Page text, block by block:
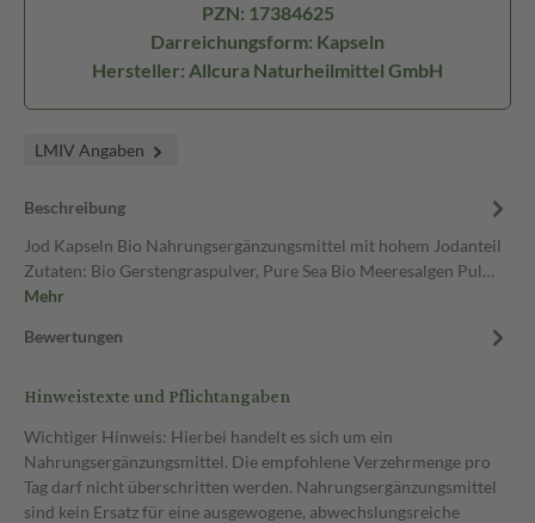
PZN: 17384625
Darreichungsform: Kapseln
Hersteller: Allcura Naturheilmittel GmbH
LMIV Angaben
Beschreibung
Jod Kapseln Bio Nahrungsergänzungsmittel mit hohem Jodanteil
Zutaten: Bio Gerstengraspulver, Pure Sea Bio Meeresalgen Pul…
Mehr
Bewertungen
Hinweistexte und Pflichtangaben
Wichtiger Hinweis: Hierbei handelt es sich um ein
Nahrungsergänzungsmittel. Die empfohlene Verzehrmenge pro
Tag darf nicht überschritten werden. Nahrungsergänzungsmittel
sind kein Ersatz für eine ausgewogene, abwechslungsreiche